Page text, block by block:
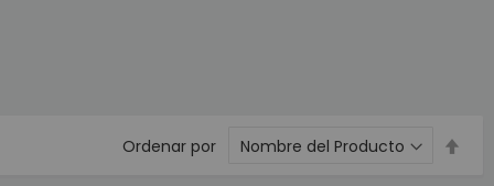
Ordenar por